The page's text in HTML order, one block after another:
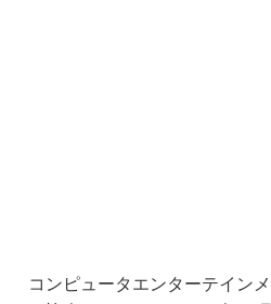
コンピュータエンターテインメ